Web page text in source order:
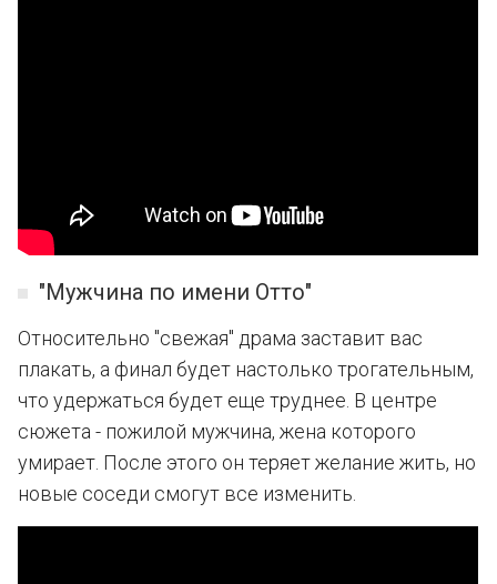
"Мужчина по имени Отто"
Относительно "свежая" драма заставит вас
плакать, а финал будет настолько трогательным,
что удержаться будет еще труднее. В центре
сюжета - пожилой мужчина, жена которого
умирает. После этого он теряет желание жить, но
новые соседи смогут все изменить.